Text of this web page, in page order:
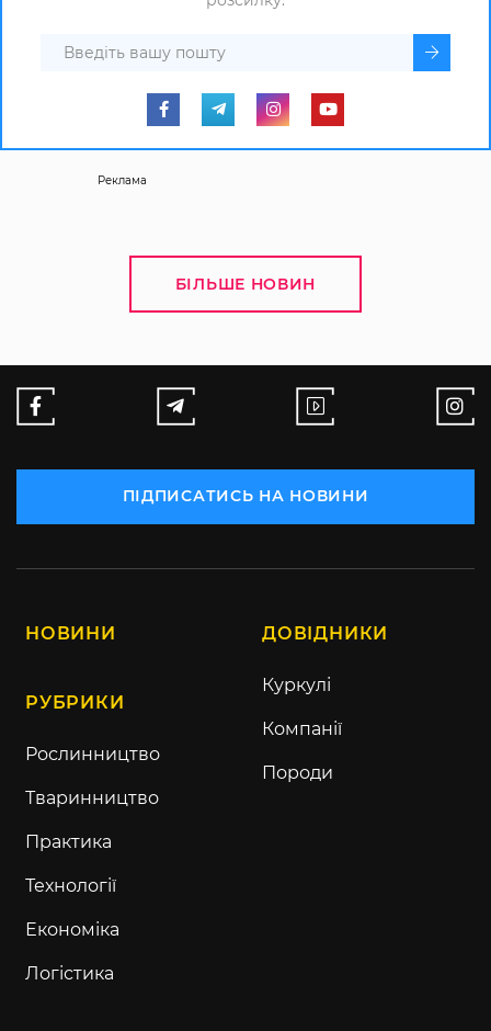
Реклама
БІЛЬШЕ НОВИН
ПІДПИСАТИСЬ НА НОВИНИ
НОВИНИ
РУБРИКИ
Рослинництво
Тваринництво
Практика
Технології
Економіка
Логістика
ДОВІДНИКИ
Куркулі
Компанії
Породи